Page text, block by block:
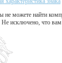
можете найти
исключено, что вам